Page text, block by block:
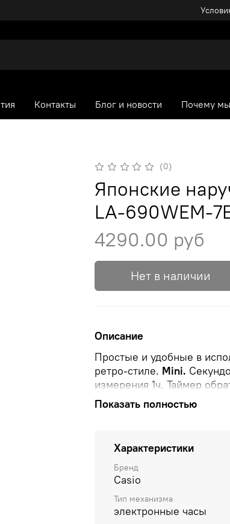
Контакты Блог и новости Почему
(0)
Японские
LA-690WEM-
4290.00 руб
Нет в наличии
Описание
Простые и удобные в
ретро-стиле. Mini.
измерения 1ч. Таймер
интервалами измерений:
Браслет миланского
Показать полностью
Характеристики
Бренд
Casio
Тип механизма
электронные часы